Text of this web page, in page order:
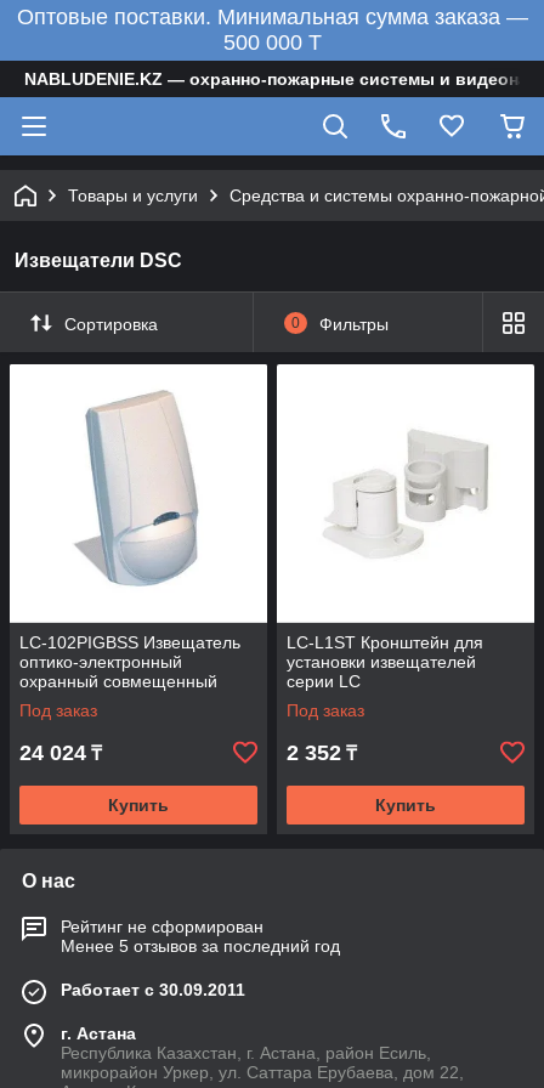
Оптовые поставки. Минимальная сумма заказа —
500 000 T
NABLUDENIE.KZ — охранно-пожарные системы и
Товары и услуги Средства и системы охранно-
Извещатели DSC
Сортировка 0 Фильтры
LC-102PIGBSS Извещатель
оптико-электронный
охранный совмещенный
Под заказ
24 024 ₸
Купить
LC-L1ST Кронштейн для
установки извещателей
серии LC
Под заказ
2 352 ₸
Купить
О нас
Рейтинг не сформирован
Менее 5 отзывов за последний год
Работает с 30.09.2011
г. Астана
Республика Казахстан, г. Астана, район Есиль,
микрорайон Уркер, ул. Саттара Ерубаева, дом 22,